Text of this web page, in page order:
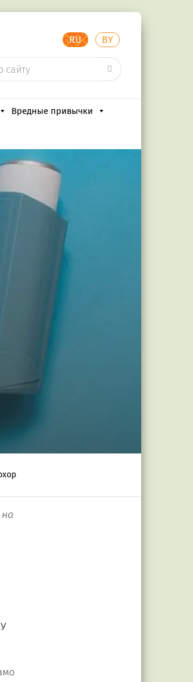
RU BY
Вредные привычки